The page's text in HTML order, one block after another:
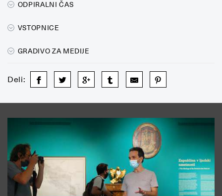
ODPIRALNI ČAS
VSTOPNICE
GRADIVO ZA MEDIJE
Deli: